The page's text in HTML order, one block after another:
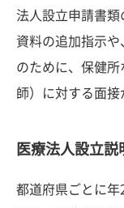
法人設立申請書
資料の追加指示
のために、保健
師）に対する面接
医療法人設立説
都道府県ごとに